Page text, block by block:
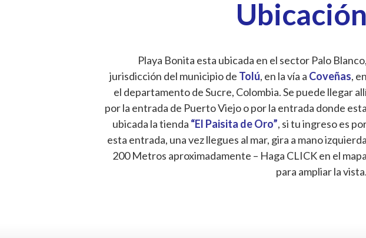
Ubicación
Playa Bonita esta ubicada en el sector Palo Blanco,
jurisdicción del municipio de Tolú, en la vía a Coveñas, en
el departamento de Sucre, Colombia. Se puede llegar
por la entrada de Puerto Viejo o por la entrada donde esta
ubicada la tienda “El Paisita de Oro”, si tu ingreso es
esta entrada, una vez llegues al mar, gira a mano izquierda
200 Metros aproximadamente – Haga CLICK en el mapa
para ampliar la vista.